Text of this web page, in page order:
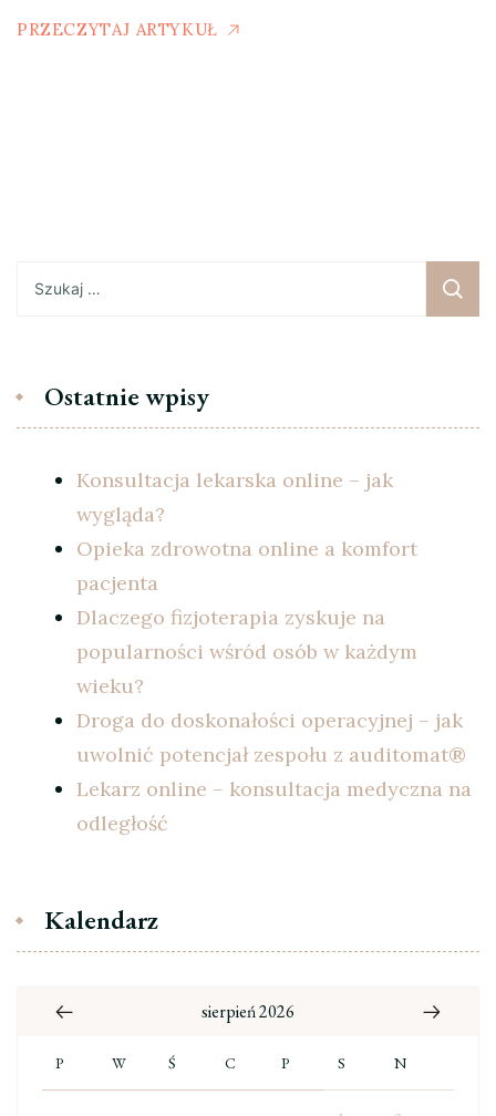
PRZECZYTAJ ARTYKUŁ
Ostatnie wpisy
Konsultacja lekarska online – jak
wygląda?
Opieka zdrowotna online a komfort
pacjenta
Dlaczego fizjoterapia zyskuje na
popularności wśród osób w każdym
wieku?
Droga do doskonałości operacyjnej – jak
uwolnić potencjał zespołu z auditomat®
Lekarz online – konsultacja medyczna na
odległość
Kalendarz
sierpień 2026
P W Ś C P S N